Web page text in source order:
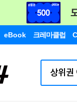
eBook 크레마클럽